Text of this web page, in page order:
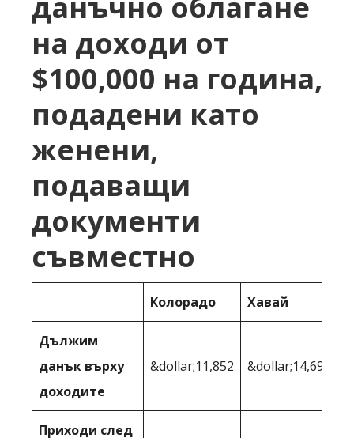
на доходи от
$100,000 на година,
подадени като
женени,
подаващи
документи
съвместно
Колорадо Хавай
Дължим
данък върху
доходите
&dollar;11,852 &dollar;14,696
Приходи след